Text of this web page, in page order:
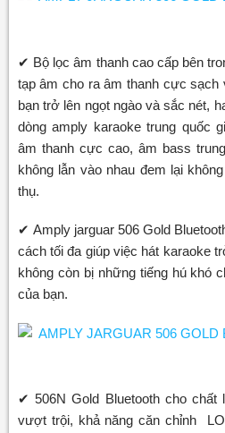
✔ Bộ lọc âm thanh cao cấp bên
tạp âm cho ra âm thanh cực sạch
bạn trở lên ngọt ngào và sắc nét,
dòng amply karaoke trung quốc
âm thanh cực cao, âm bass
không lẫn vào nhau đem lại
thụ.
✔ Amply jarguar 506 Gold
cách tối đa giúp việc hát karaoke
không còn bị những tiếng hú khó
của bạn.
✔ 506N Gold Bluetooth cho chất
vượt trội, khả năng căn chỉnh